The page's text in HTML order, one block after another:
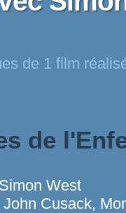
de 1 film
de
Simon West
Cusack,